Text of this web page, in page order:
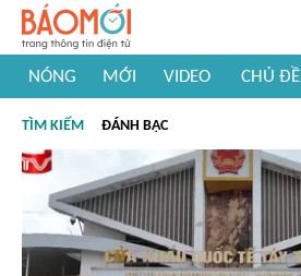
NÓNG MỚI VIDEO CHỦ ĐỀ
#Khám phá thế giới
TÌM KIẾM ĐÁNH BẠC